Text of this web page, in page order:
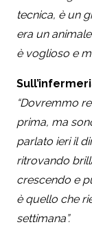
tecnica, è un
era un
è voglioso e
“Dovremmo
prima, ma
parlato ieri il
ritrovando
crescendo e
è quello che
settimana”.